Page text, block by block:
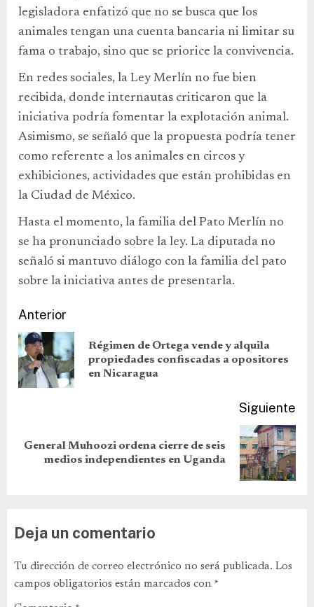
legisladora enfatizó que no se busca que los
animales tengan una cuenta bancaria ni limitar su
fama o trabajo, sino que se priorice la convivencia.
En redes sociales, la Ley Merlín no fue bien
recibida, donde internautas criticaron que la
iniciativa podría fomentar la explotación animal.
Asimismo, se señaló que la propuesta podría tener
como referente a los animales en circos y
exhibiciones, actividades que están prohibidas en
la Ciudad de México.
Hasta el momento, la familia del Pato Merlín no
se ha pronunciado sobre la ley. La diputada no
señaló si mantuvo diálogo con la familia del pato
sobre la iniciativa antes de presentarla.
Anterior
Régimen de Ortega vende y alquila
propiedades confiscadas a opositores
en Nicaragua
Siguiente
General Muhoozi ordena cierre de seis
medios independientes en Uganda
Deja un comentario
Tu dirección de correo electrónico no será publicada. Los
campos obligatorios están marcados con *